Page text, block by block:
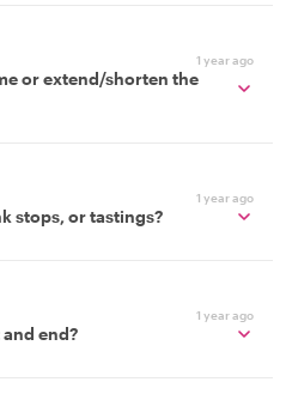
1 year ago
or extend/shorten the
1 year ago
stops, or tastings?
1 year ago
end?